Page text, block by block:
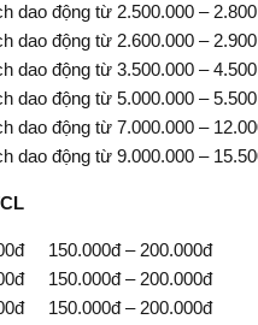
động từ 2.500.000 –
động từ 2.600.000 –
động từ 3.500.000 –
động từ 5.000.000 –
động từ 7.000.000 –
động từ 9.000.000 –
150.000đ – 200.000đ
150.000đ – 200.000đ
150.000đ – 200.000đ